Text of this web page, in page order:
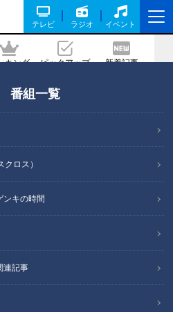
テレビ ラジオ イベント
キング ピックアップ 新着記事
番組一覧
ロス）
ンキの時間
連記事
事に戻る